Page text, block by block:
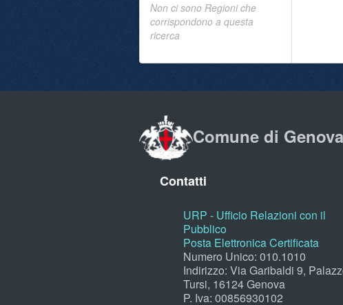
Non ci sono Regioni che
corrispondono a questa
ricerca
Comune di Genova
Contatti
URP - Ufficio Relazioni con il
Pubblico
Posta Elettronica Certificata
Numero Unico: 010.1010
Indirizzo: Via Garibaldi 9,
Tursi, 16124 Genova
P. Iva: 00856930102